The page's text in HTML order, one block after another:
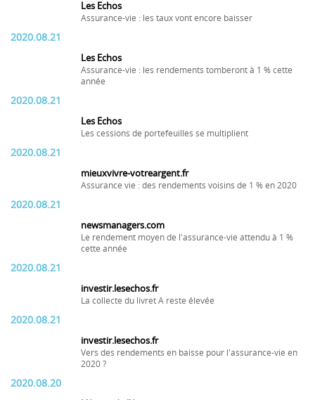
Les Echos
Assurance-vie : les taux vont encore baisser
2020.08.21
Les Echos
Assurance-vie : les rendements tomberont à 1 % cette
année
2020.08.21
Les Echos
Les cessions de portefeuilles se multiplient
2020.08.21
mieuxvivre-votreargent.fr
Assurance vie : des rendements voisins de 1 % en 2020
2020.08.21
newsmanagers.com
Le rendement moyen de l'assurance-vie attendu à 1 %
cette année
2020.08.21
investir.lesechos.fr
La collecte du livret A reste élevée
2020.08.21
investir.lesechos.fr
Vers des rendements en baisse pour l'assurance-vie en
2020 ?
2020.08.20